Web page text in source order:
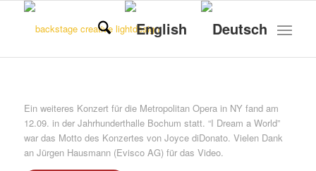
Ein weiteres Konzert für die Metropolitan Opera in NY fand am
12.09. in der Jahrhunderthalle Bochum statt. “I Dream a World”
war das Motto des Konzertes von Joyce diDonato. Vielen Dank
an Jürgen Hausmann (Evisco AG) für das Video.